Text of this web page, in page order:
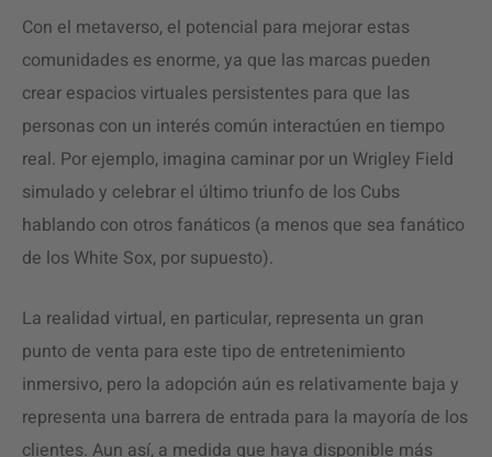
Con el metaverso, el potencial para mejorar estas
comunidades es enorme, ya que las marcas pueden
crear espacios virtuales persistentes para que las
personas con un interés común interactúen en tiempo
real. Por ejemplo, imagina caminar por un Wrigley Field
simulado y celebrar el último triunfo de los Cubs
hablando con otros fanáticos (a menos que sea fanático
de los White Sox, por supuesto).
La realidad virtual, en particular, representa un gran
punto de venta para este tipo de entretenimiento
inmersivo, pero la adopción aún es relativamente baja y
representa una barrera de entrada para la mayoría de los
clientes. Aun así, a medida que haya disponible más